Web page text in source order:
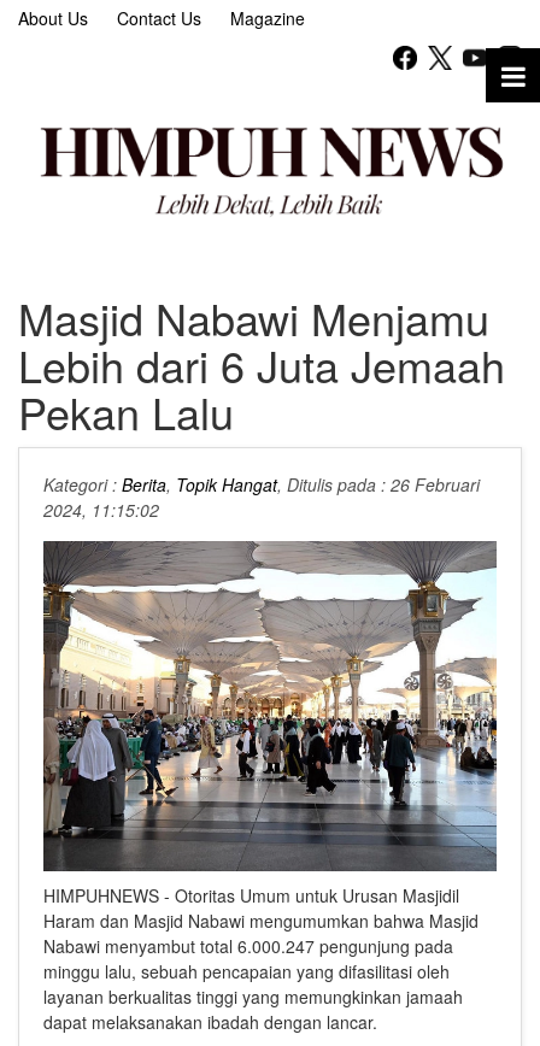
About Us Contact Us Magazine
Masjid Nabawi Menjamu
Lebih dari 6 Juta Jemaah
Pekan Lalu
Kategori : Berita, Topik Hangat, Ditulis pada : 26 Februari
2024, 11:15:02
HIMPUHNEWS - Otoritas Umum untuk Urusan Masjidil
Haram dan Masjid Nabawi mengumumkan bahwa Masjid
Nabawi menyambut total 6.000.247 pengunjung pada
minggu lalu, sebuah pencapaian yang difasilitasi oleh
layanan berkualitas tinggi yang memungkinkan jamaah
dapat melaksanakan ibadah dengan lancar.